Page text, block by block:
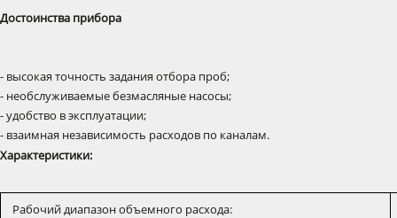
Достоинства прибора
- высокая точность задания отбора проб;
- необслуживаемые безмасляные насосы;
- удобство в эксплуатации;
- взаимная независимость расходов по каналам.
Характеристики:
Рабочий диапазон объемного расхода: